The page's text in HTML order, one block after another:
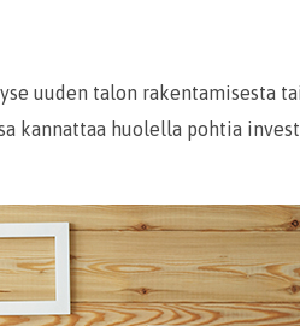
uuden talon rakentamisesta
huolella pohtia